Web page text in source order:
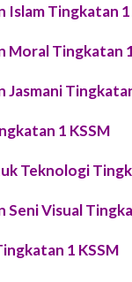
Islam Tingkatan 1
Moral Tingkatan
Jasmani
1 KSSM
Teknologi
Seni Visual
1 KSSM